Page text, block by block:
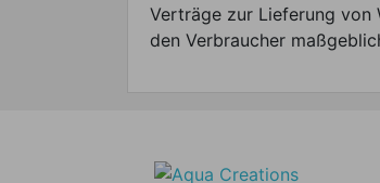
Verträge zur Lieferung von
den Verbraucher